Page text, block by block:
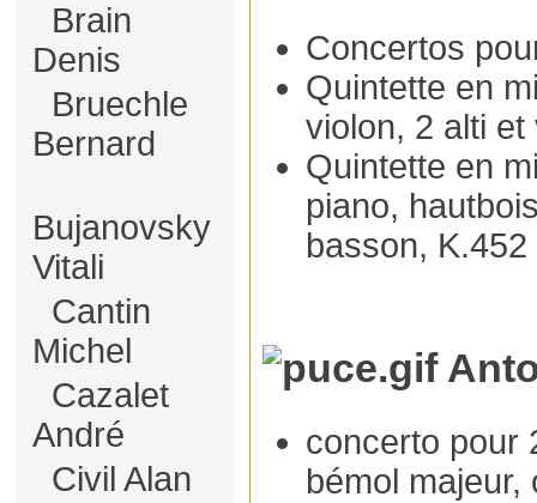
Brain
Denis
Bruechle
Bernard
Bujanovsky
Vitali
Cantin
Michel
Cazalet
André
Civil Alan
Concertos
Quintette en
violon, 2 alti
Quintette en
piano,
basson, K.452
concerto pour
bémol majeur,